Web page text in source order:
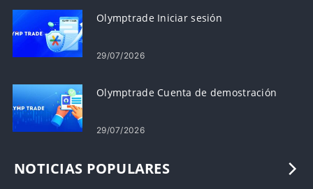
Olymptrade Iniciar sesión
29/07/2026
Olymptrade Cuenta de demostración
29/07/2026
NOTICIAS POPULARES